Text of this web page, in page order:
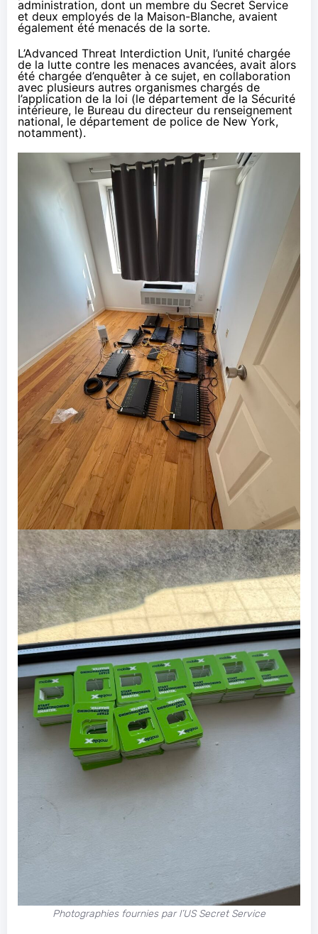
administration, dont un membre du Secret Service
et deux employés de la Maison-Blanche, avaient
également été menacés de la sorte.
L’Advanced Threat Interdiction Unit, l’unité chargée
de la lutte contre les menaces avancées, avait alors
été chargée d’enquêter à ce sujet, en collaboration
avec plusieurs autres organismes chargés de
l’application de la loi (le département de la Sécurité
intérieure, le Bureau du directeur du renseignement
national, le département de police de New York,
notamment).
Photographies fournies par l’US Secret Service